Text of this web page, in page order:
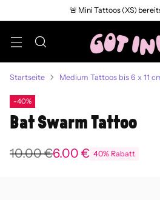
🚨 Mini Tattoos (XS)
Startseite Medium Tattoos bis 6 x 11
-40%
Bat Swarm Tattoo
Normaler
10.00 €6.00 € 40% Rabatt